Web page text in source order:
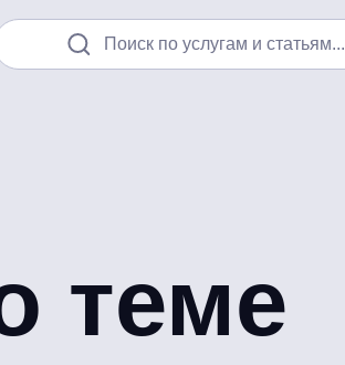
Поиск по услугам и статьям...
теме